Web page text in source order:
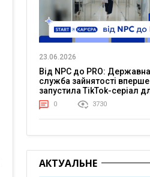
23.06.2026
Від NPC до PRO: Державна
служба зайнятості вперше
запустила TikTok-серіал
молоді
0 3730
АКТУАЛЬНЕ